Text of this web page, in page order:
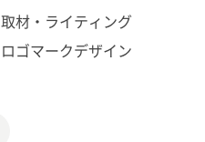
取材・ライティング
ロゴマークデザイン